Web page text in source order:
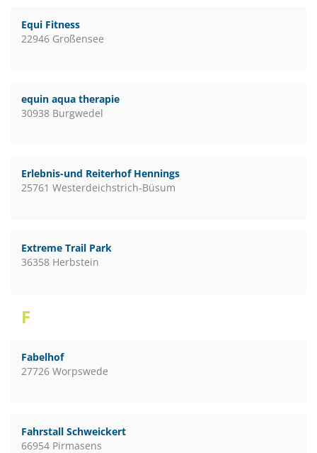
Equi Fitness
22946 Großensee
equin aqua therapie
30938 Burgwedel
Erlebnis-und Reiterhof Hennings
25761 Westerdeichstrich-Büsum
Extreme Trail Park
36358 Herbstein
F
Fabelhof
27726 Worpswede
Fahrstall Schweickert
66954 Pirmasens